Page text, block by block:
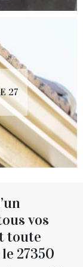
27
vos
toute
27350